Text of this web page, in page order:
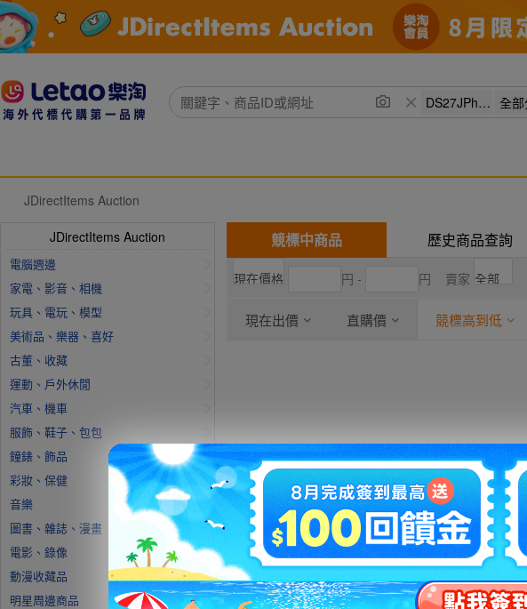
JDirectItems Auction
JDirectItems Auction
電腦週邊
家電、影音、相機
玩具、電玩、模型
美術品、樂器、喜好
古董、收藏
運動、戶外休閒
汽車、機車
服飾、鞋子、包包
鐘錶、飾品
彩妝、保健
音樂
圖書、雜誌、漫畫
電影、錄像
動漫收藏品
明星周邊商品
競標中商品 歷史商品查詢
円 - 円 賣家
現在出價 直購價 競標高到低